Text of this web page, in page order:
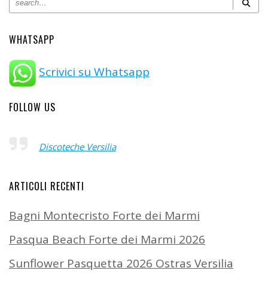
WHATSAPP
Scrivici su Whatsapp
FOLLOW US
Discoteche Versilia
ARTICOLI RECENTI
Bagni Montecristo Forte dei Marmi
Pasqua Beach Forte dei Marmi 2026
Sunflower Pasquetta 2026 Ostras Versilia